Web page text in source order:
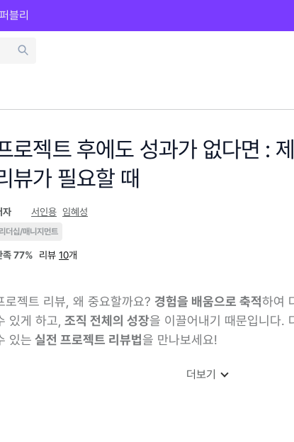
블리
로젝트 후에도 성과가 없다면 :
뷰가 필요할 때
자 서인용 임혜성
리더십/매니지먼트
족77% 리뷰 10개
로젝트 리뷰, 왜 중요할까요? 경험을 배움으로 축적하여
있게 하고, 조직 전체의 성장을 이끌어내기 때문입니다.
있는 실전 프로젝트 리뷰법을 만나보세요!
더보기